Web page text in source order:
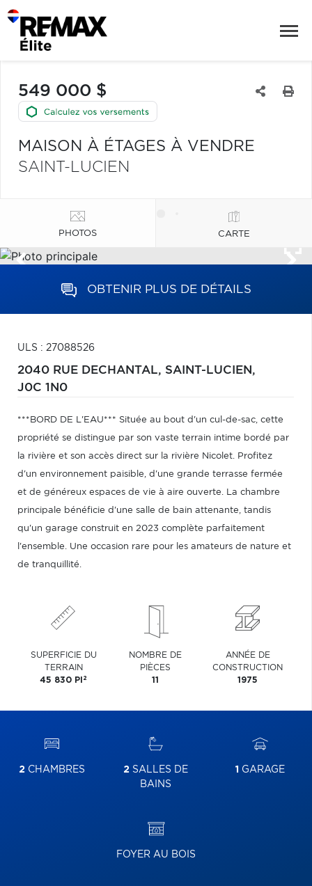
549 000 $
MAISON À ÉTAGES À VENDRE
SAINT-LUCIEN
PHOTOS CARTE
OBTENIR PLUS DE DÉTAILS
ULS : 27088526
2040 RUE DECHANTAL, SAINT-LUCIEN,
J0C 1N0
***BORD DE L'EAU*** Située au bout d'un cul-de-sac, cette
propriété se distingue par son vaste terrain intime bordé par
la rivière et son accès direct sur la rivière Nicolet. Profitez
d'un environnement paisible, d'une grande terrasse fermée
et de généreux espaces de vie à aire ouverte. La chambre
principale bénéficie d'une salle de bain attenante, tandis
qu'un garage construit en 2023 complète parfaitement
l'ensemble. Une occasion rare pour les amateurs de nature et
de tranquillité.
SUPERFICIE DU
TERRAIN
45 830 PI 2
NOMBRE DE
PIÈCES
11
ANNÉE DE
CONSTRUCTION
1975
2 CHAMBRES 2 SALLES DE
BAINS
1 GARAGE
FOYER AU BOIS